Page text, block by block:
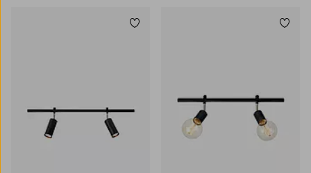
Lägg till i favoriter